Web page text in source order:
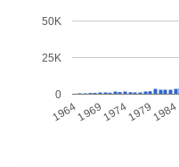
1984
1979
1974
1969
1964
0
25K
50K